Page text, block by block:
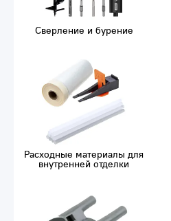
Сверление и бурение
Расходные материалы для
внутренней отделки